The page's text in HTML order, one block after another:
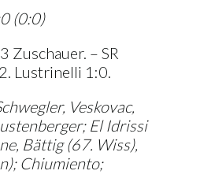
(0:0)
Zuschauer. – SR
Lustrinelli 1:0.
Veskovac,
El Idrissi
Bättig (67. Wiss),
Chiumiento;